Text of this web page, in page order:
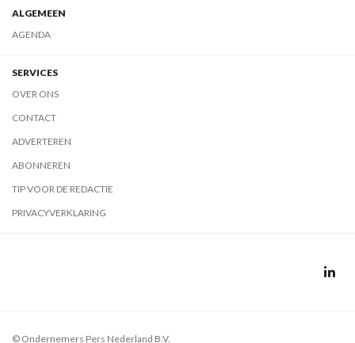
ALGEMEEN
AGENDA
SERVICES
OVER ONS
CONTACT
ADVERTEREN
ABONNEREN
TIP VOOR DE REDACTIE
PRIVACYVERKLARING
© Ondernemers Pers Nederland B.V.